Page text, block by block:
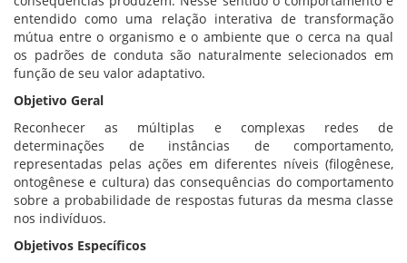
entendido como uma relação interativa de transformação
mútua entre o organismo e o ambiente que o cerca na qual
os padrões de conduta são naturalmente selecionados em
função de seu valor adaptativo.
Objetivo Geral
Reconhecer as múltiplas e complexas redes de
determinações de instâncias de comportamento,
representadas pelas ações em diferentes níveis (filogênese,
ontogênese e cultura) das consequências do comportamento
sobre a probabilidade de respostas futuras da mesma classe
nos indivíduos.
Objetivos Específicos